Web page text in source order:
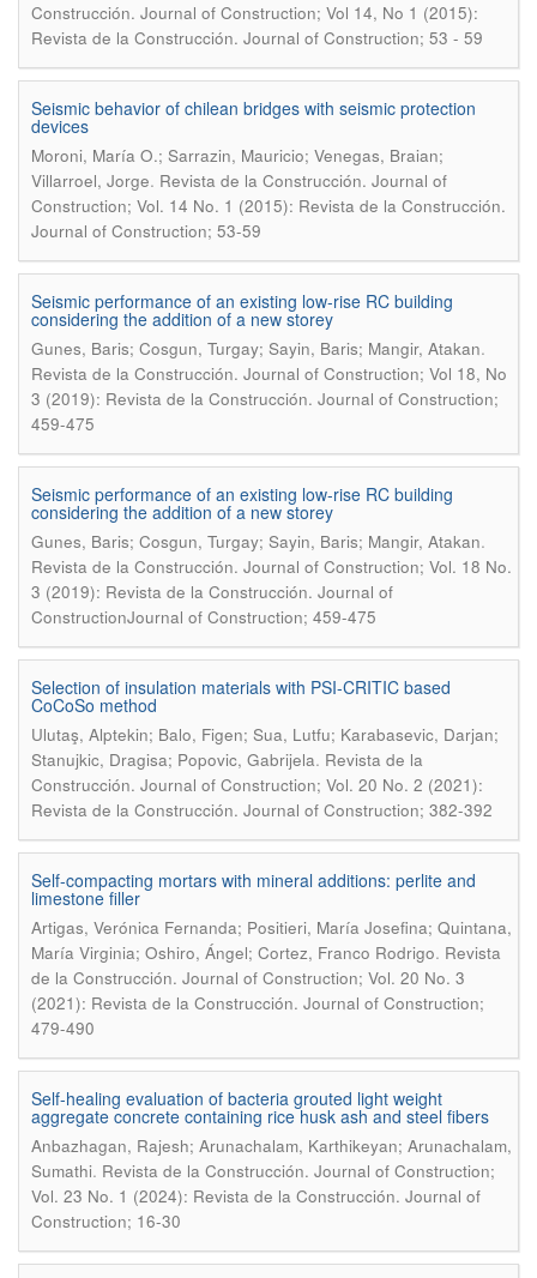
Construcción. Journal of Construction; Vol 14, No 1 (2015):
Revista de la Construcción. Journal of Construction; 53 - 59
Seismic behavior of chilean bridges with seismic protection
devices
Moroni, María O.; Sarrazin, Mauricio; Venegas, Braian;
Villarroel, Jorge. Revista de la Construcción. Journal of
Construction; Vol. 14 No. 1 (2015): Revista de la Construcción.
Journal of Construction; 53-59
Seismic performance of an existing low-rise RC building
considering the addition of a new storey
Gunes, Baris; Cosgun, Turgay; Sayin, Baris; Mangir, Atakan.
Revista de la Construcción. Journal of Construction; Vol 18, No
3 (2019): Revista de la Construcción. Journal of Construction;
459-475
Seismic performance of an existing low-rise RC building
considering the addition of a new storey
Gunes, Baris; Cosgun, Turgay; Sayin, Baris; Mangir, Atakan.
Revista de la Construcción. Journal of Construction; Vol. 18 No.
3 (2019): Revista de la Construcción. Journal of
ConstructionJournal of Construction; 459-475
Selection of insulation materials with PSI-CRITIC based
CoCoSo method
Ulutaş, Alptekin; Balo, Figen; Sua, Lutfu; Karabasevic, Darjan;
Stanujkic, Dragisa; Popovic, Gabrijela. Revista de la
Construcción. Journal of Construction; Vol. 20 No. 2 (2021):
Revista de la Construcción. Journal of Construction; 382-392
Self-compacting mortars with mineral additions: perlite and
limestone filler
Artigas, Verónica Fernanda; Positieri, María Josefina; Quintana,
María Virginia; Oshiro, Ángel; Cortez, Franco Rodrigo. Revista
de la Construcción. Journal of Construction; Vol. 20 No. 3
(2021): Revista de la Construcción. Journal of Construction;
479-490
Self-healing evaluation of bacteria grouted light weight
aggregate concrete containing rice husk ash and steel fibers
Anbazhagan, Rajesh; Arunachalam, Karthikeyan; Arunachalam,
Sumathi. Revista de la Construcción. Journal of Construction;
Vol. 23 No. 1 (2024): Revista de la Construcción. Journal of
Construction; 16-30